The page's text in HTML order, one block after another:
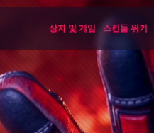
상자 및 게임 스킨들 위키